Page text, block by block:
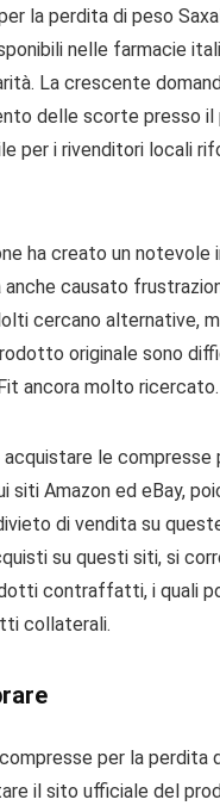
la perdita di peso
nelle farmacie
La crescente
delle scorte presso
per i rivenditori locali
ha creato un notevole
anche causato
cercano alternative,
originale sono
ancora molto ricercato.
acquistare le compresse
siti Amazon ed eBay,
di vendita su
su questi siti, si
contraffatti, i quali
collaterali.
per la perdita
il sito ufficiale del